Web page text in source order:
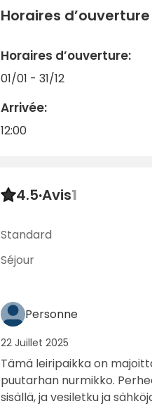
Horaires
Horaires d’ouverture:
01/01 - 31/12
Arrivée:
12:00
4.5·Avis1
Standard
Séjour
Personne
22 Juillet 2025
Tämä leiripaikka on
puutarhan nurmikko.
sisällä, ja vesiletku ja